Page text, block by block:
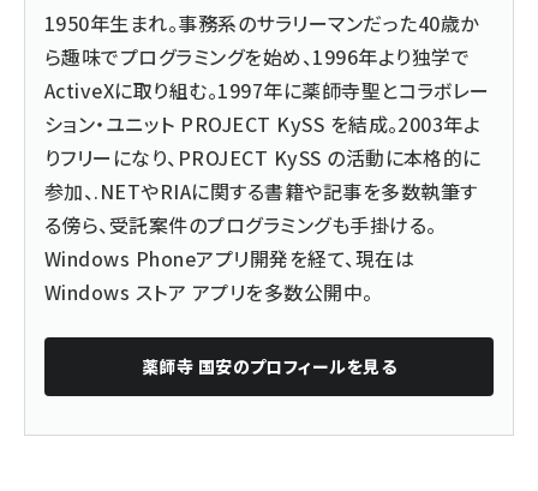
1950年生まれ。事務系のサラリーマンだった40歳か
ら趣味でプログラミングを始め、1996年より独学で
ActiveXに取り組む。1997年に薬師寺聖とコラボレー
ション・ユニット PROJECT KySS を結成。2003年よ
りフリーになり、PROJECT KySS の活動に本格的に
参加、.NETやRIAに関する書籍や記事を多数執筆す
る傍ら、受託案件のプログラミングも手掛ける。
Windows Phoneアプリ開発を経て、現在は
Windows ストア アプリを多数公開中。
薬師寺 国安のプロフィールを見る